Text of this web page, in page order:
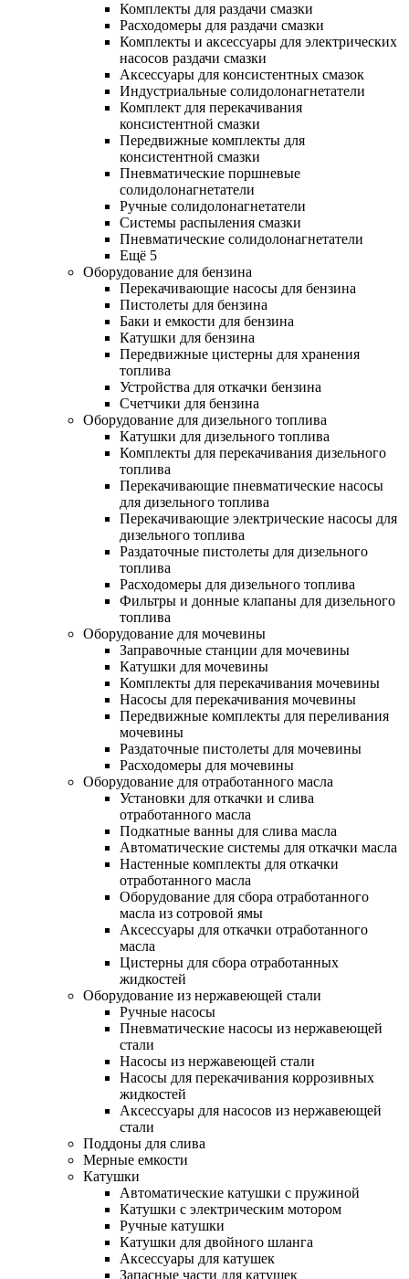
Комплекты для раздачи смазки
Расходомеры для раздачи смазки
Комплекты и аксессуары для электрических
насосов раздачи смазки
Аксессуары для консистентных смазок
Индустриальные солидолонагнетатели
Комплект для перекачивания
консистентной смазки
Передвижные комплекты для
консистентной смазки
Пневматические поршневые
солидолонагнетатели
Ручные солидолонагнетатели
Системы распыления смазки
Пневматические солидолонагнетатели
Ещё 5
Оборудование для бензина
Перекачивающие насосы для бензина
Пистолеты для бензина
Баки и емкости для бензина
Катушки для бензина
Передвижные цистерны для хранения
топлива
Устройства для откачки бензина
Счетчики для бензина
Оборудование для дизельного топлива
Катушки для дизельного топлива
Комплекты для перекачивания дизельного
топлива
Перекачивающие пневматические насосы
для дизельного топлива
Перекачивающие электрические насосы для
дизельного топлива
Раздаточные пистолеты для дизельного
топлива
Расходомеры для дизельного топлива
Фильтры и донные клапаны для дизельного
топлива
Оборудование для мочевины
Заправочные станции для мочевины
Катушки для мочевины
Комплекты для перекачивания мочевины
Насосы для перекачивания мочевины
Передвижные комплекты для переливания
мочевины
Раздаточные пистолеты для мочевины
Расходомеры для мочевины
Оборудование для отработанного масла
Установки для откачки и слива
отработанного масла
Подкатные ванны для слива масла
Автоматические системы для откачки масла
Настенные комплекты для откачки
отработанного масла
Оборудование для сбора отработанного
масла из сотровой ямы
Аксессуары для откачки отработанного
масла
Цистерны для сбора отработанных
жидкостей
Оборудование из нержавеющей стали
Ручные насосы
Пневматические насосы из нержавеющей
стали
Насосы из нержавеющей стали
Насосы для перекачивания коррозивных
жидкостей
Аксессуары для насосов из нержавеющей
стали
Поддоны для слива
Мерные емкости
Катушки
Автоматические катушки с пружиной
Катушки с электрическим мотором
Ручные катушки
Катушки для двойного шланга
Аксессуары для катушек
Запасные части для катушек